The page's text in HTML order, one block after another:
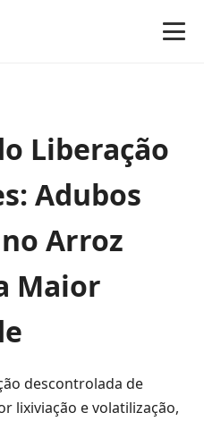
Liberação
Adubos
Arroz
Maior
descontrolada de
lixiviação e volatilização,